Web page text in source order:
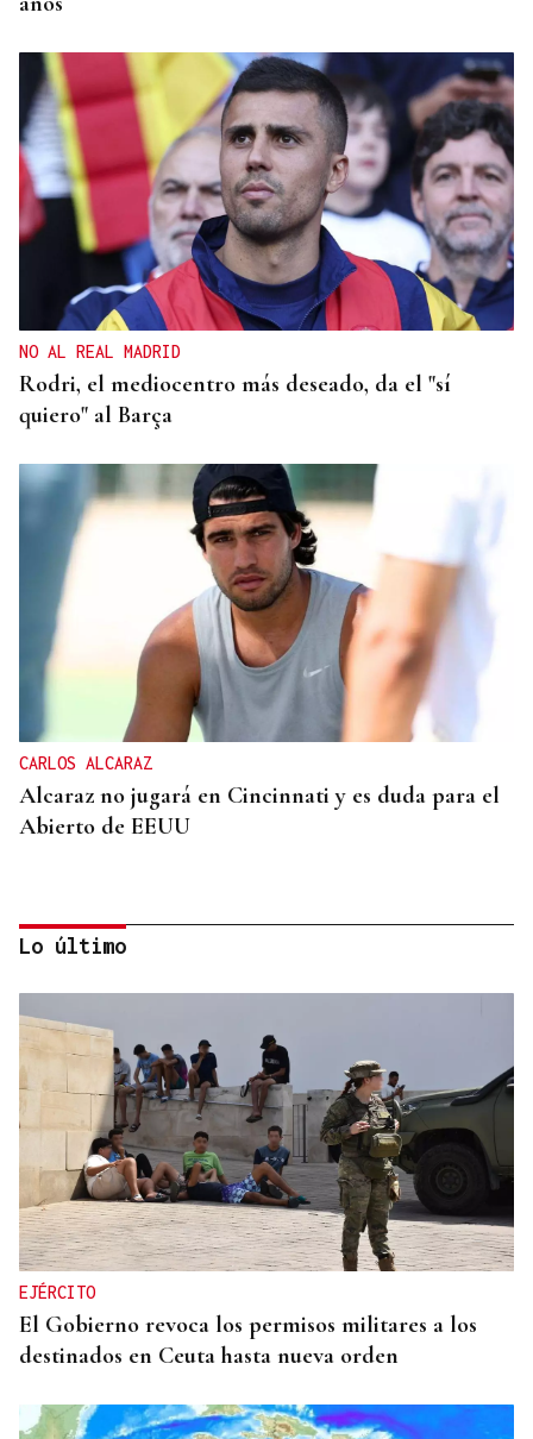
NO AL REAL MADRID
Rodri, el mediocentro más deseado, da el "sí
quiero" al Barça
CARLOS ALCARAZ
Alcaraz no jugará en Cincinnati y es duda para el
Abierto de EEUU
SUSTITUTO DEL OURENSANO
Vázquez Alvite, nuevo presidente del Comité
Técnico en Galicia
Lo último
EJÉRCITO
El Gobierno revoca los permisos militares a los
destinados en Ceuta hasta nueva orden